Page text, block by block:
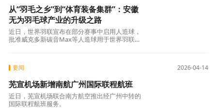
从“羽毛之乡”到“体育装备集群”：安徽
无为羽毛球产业的升级之路
近日，世界羽联宣布在部分赛事中启用人造球，
批准威克多新碳音Max等人造球用于世界羽联三
2026-04-14
要闻
芜宣机场新增南航广州国际联程航班
近日，芜宣机场联合南方航空推出经广州中转的
国际联程航班服务。